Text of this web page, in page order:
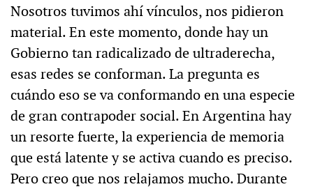
Nosotros tuvimos ahí vínculos, nos pidieron
material. En este momento, donde hay un
Gobierno tan radicalizado de ultraderecha,
esas redes se conforman. La pregunta es
cuándo eso se va conformando en una especie
de gran contrapoder social. En Argentina hay
un resorte fuerte, la experiencia de memoria
que está latente y se activa cuando es preciso.
Pero creo que nos relajamos mucho. Durante